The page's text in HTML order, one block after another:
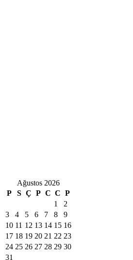
Ağustos 2026
P
S Ç P C C P
1
2
3
4 5 6 7 8
9
10 11 12 13 14 15 16
17 18 19 20 21 22 23
24 25 26 27 28 29 30
31